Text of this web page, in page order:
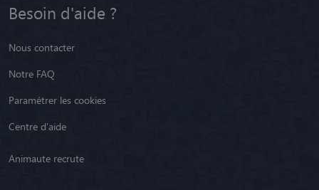
Besoin d'aide ?
Nous contacter
Notre FAQ
Paramétrer les cookies
Centre d'aide
Animaute recrute